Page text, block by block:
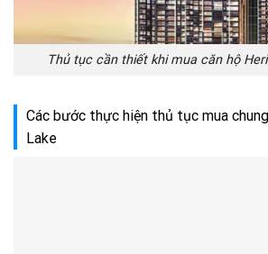
Thủ tục cần thiết khi mua căn hộ
Các bước thực hiện thủ tục mua
Lake